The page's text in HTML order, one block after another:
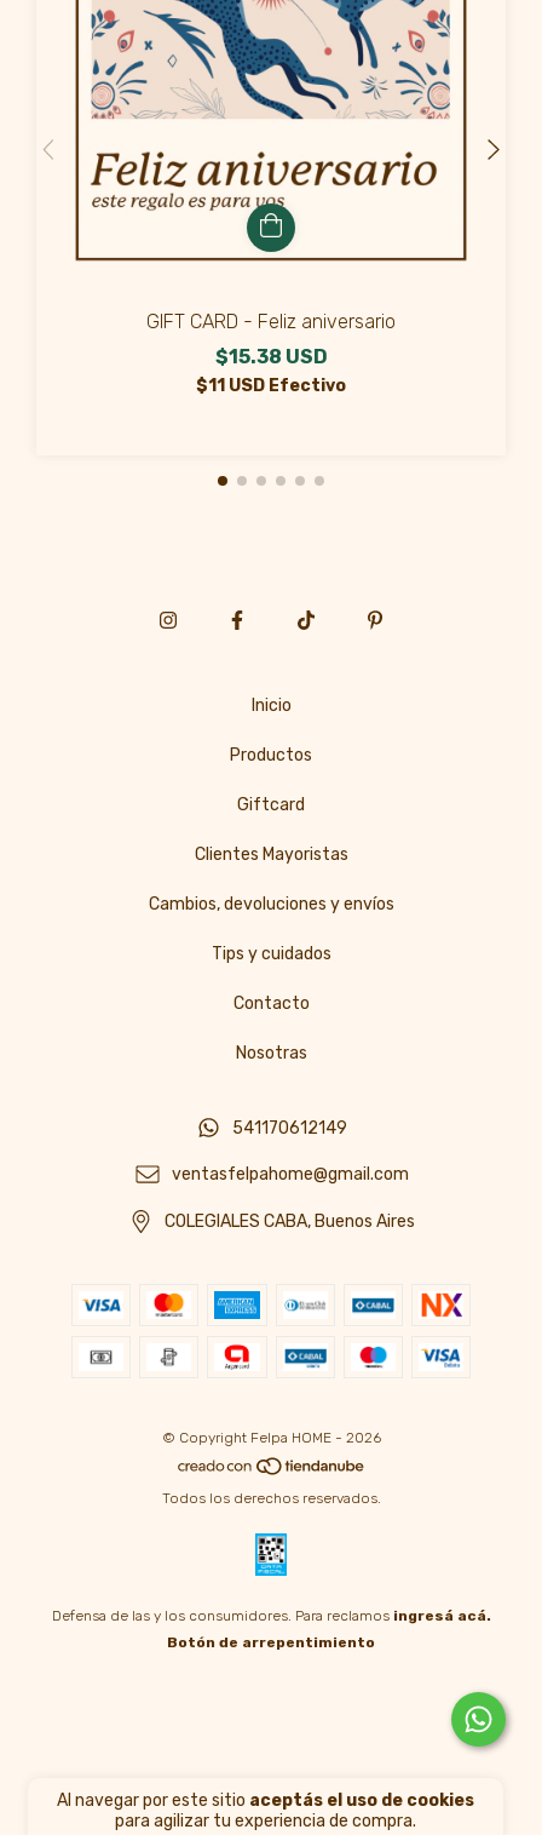
Al navegar por este sitio aceptás el uso de cookies
para agilizar tu experiencia de compra.
GIFT CARD - Feliz aniversario
$15.38 USD
$11 USD Efectivo
Inicio
Productos
Giftcard
Clientes Mayoristas
Cambios, devoluciones y envíos
Tips y cuidados
Contacto
Nosotras
541170612149
ventasfelpahome@gmail.com
COLEGIALES CABA, Buenos Aires
© Copyright Felpa HOME - 2026
Todos los derechos reservados.
Defensa de las y los consumidores. Para reclamos ingresá acá.
Botón de arrepentimiento